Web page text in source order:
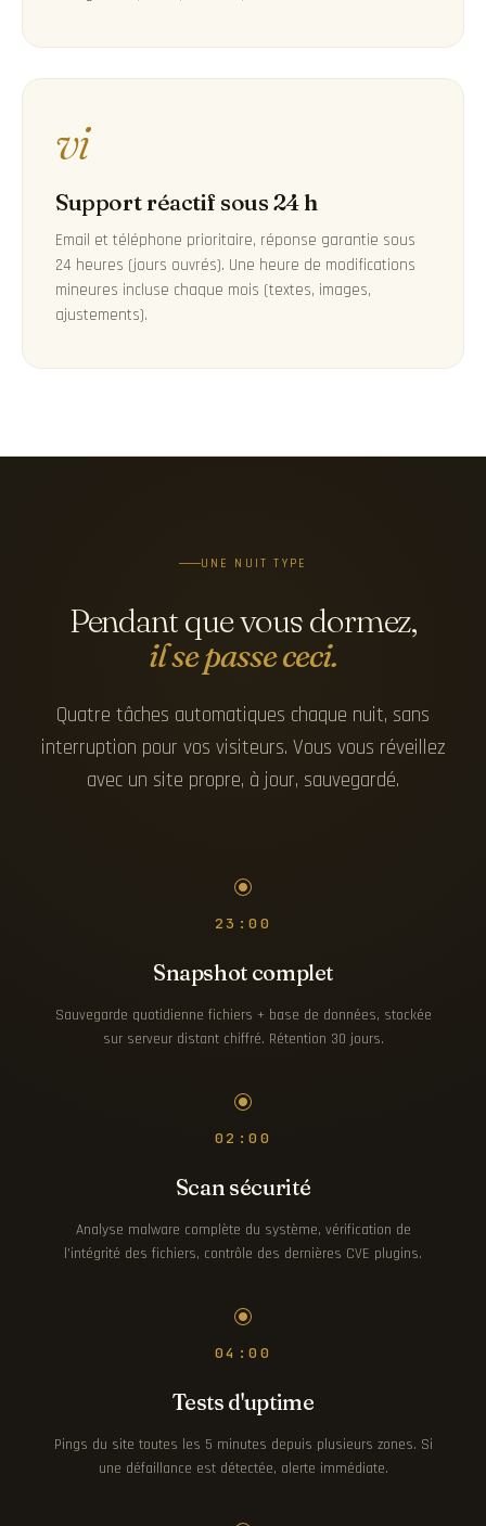
vi
Support réactif sous 24 h
Email et téléphone prioritaire, réponse garantie sous
24 heures (jours ouvrés). Une heure de modifications
mineures incluse chaque mois (textes, images,
ajustements).
UNE NUIT TYPE
Pendant que vous dormez,
il se passe ceci.
Quatre tâches automatiques chaque nuit, sans
interruption pour vos visiteurs. Vous vous réveillez
avec un site propre, à jour, sauvegardé.
23:00
Snapshot complet
Sauvegarde quotidienne fichiers + base de données, stockée
sur serveur distant chiffré. Rétention 30 jours.
02:00
Scan sécurité
Analyse malware complète du système, vérification de
l'intégrité des fichiers, contrôle des dernières CVE plugins.
04:00
Tests d'uptime
Pings du site toutes les 5 minutes depuis plusieurs zones. Si
une défaillance est détectée, alerte immédiate.